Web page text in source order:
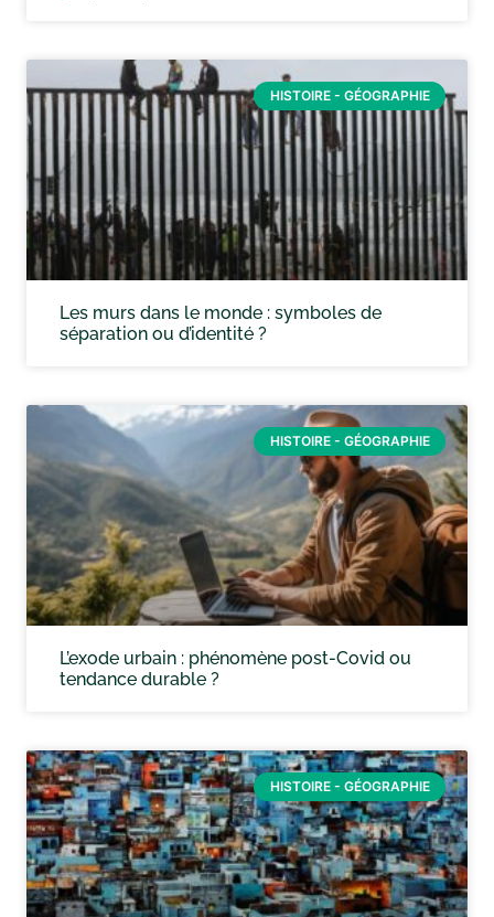
HISTOIRE - GÉOGRAPHIE
Les murs dans le monde : symboles de
séparation ou d’identité ?
HISTOIRE - GÉOGRAPHIE
L’exode urbain : phénomène post-Covid ou
tendance durable ?
HISTOIRE - GÉOGRAPHIE